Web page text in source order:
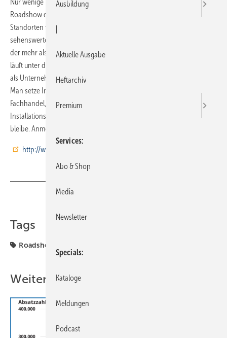
Nur wenige Wochen nach der ISH tourt der Systemanbieter mit einer
Roadshow durch Deutschland: Vom 7. April bis 1. Juni, an sieben
Standorten von Hamburg über Berlin bis Salzburg, bietet Viega eine
sehenswerte Mischung aus Show, Artistik, Event und Information, zu
der mehr als 10000 Besucher erwartet werden. Die Roadshow 2011
läuft unter dem Titel „Viega bewegt“. Das Motto steht dafür, dass Viega
als Unternehmen und als Innovationsmotor die SHK-Szene bewegt.
Man setze Impulse und sorge gemeinsam mit den Marktpartnern aus
Fachhandel, Fachhandwerk und Planungsbüros dafür, dass sich die
Installationstechnik ständig weiter entwickle, immer in Bewegung
bleibe. Anmeldungen zur Roadshow unter
http://www.viega.de/bewegt
Tags
Roadshow
Weitere Inhalte
Ausbildung
Aktuelle Ausgabe
Heftarchiv
Premium
Services
Abo & Shop
Media
Newsletter
Specials
Kataloge
Meldungen
Podcast